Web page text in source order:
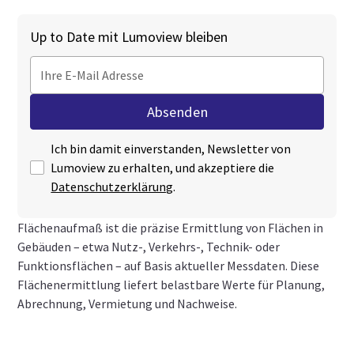
Flächenaufmaß ist die präzise Ermittlung von Flächen in
Gebäuden – etwa Nutz‑, Verkehrs‑, Technik‑ oder
Funktionsflächen – auf Basis aktueller Messdaten. Diese
Flächenermittlung liefert belastbare Werte für Planung,
Abrechnung, Vermietung und Nachweise.
Up to Date mit Lumoview bleiben
Ich bin damit einverstanden, Newsletter von
Lumoview zu erhalten, und akzeptiere die
Datenschutzerklärung.